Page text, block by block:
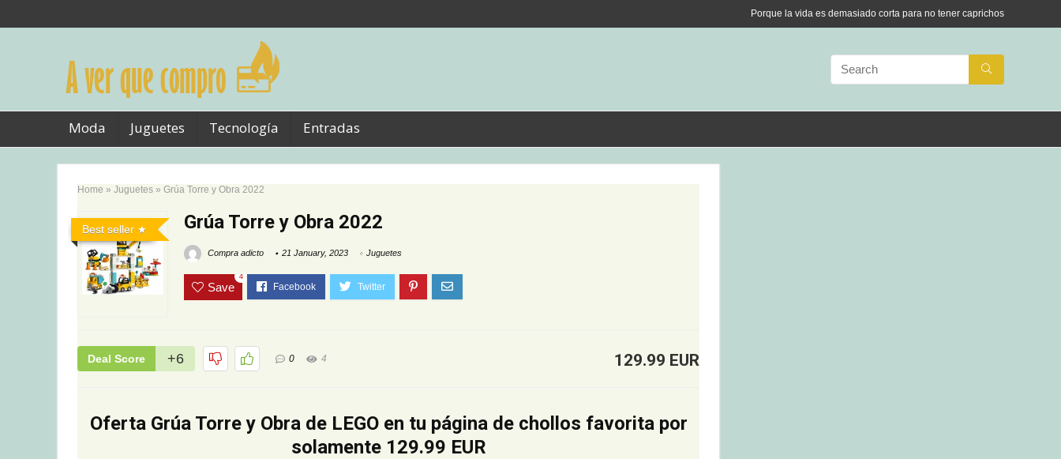
Porque la vida es demasiado corta para no tener caprichos
Moda Juguetes Tecnología Entradas
Home » Juguetes » Grúa Torre y Obra 2022
Best seller Grúa Torre y Obra 2022
Compra adicto 21 January, 2023 Juguetes
Save
4
Deal Score +6 0 4 129.99 EUR
Oferta Grúa Torre y Obra de LEGO en tu página de chollos favorita por
solamente 129.99 EUR